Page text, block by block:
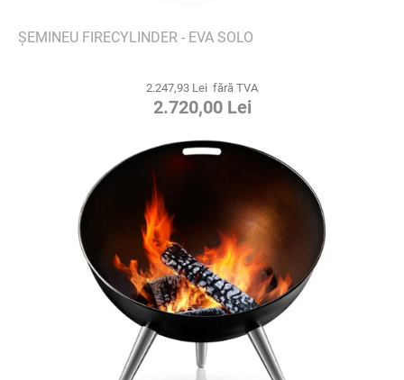
ŞEMINEU FIRECYLINDER - EVA SOLO
2.247,93 Lei fără TVA
2.720,00 Lei